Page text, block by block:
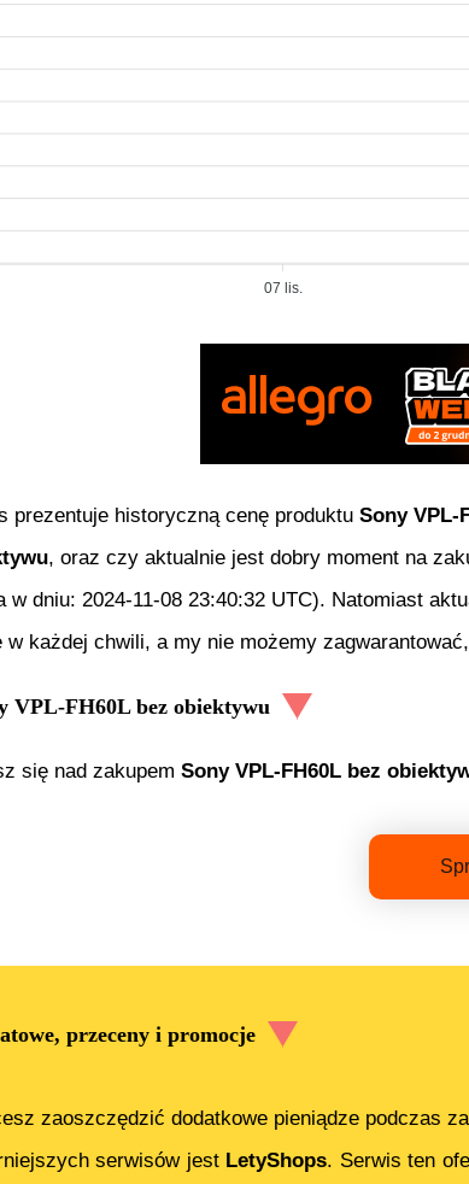
07 lis.
prezentuje historyczną cenę produktu Sony VPL-
, oraz czy aktualnie jest dobry moment na
w dniu: 2024-11-08 23:40:32 UTC). Natomiast
w każdej chwili, a my nie możemy
VPL-FH60L bez obiektywu
się nad zakupem Sony VPL-FH60L bez
przeceny i promocje
zaoszczędzić dodatkowe pieniądze podczas
serwisów jest LetyShops. Serwis ten